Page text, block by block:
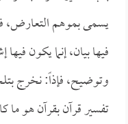
يسمى بموهم التعارض،
فيها بيان، إنما يكون
وتوضيح، فإذاً: نخرج
تفسير قرآن بقرآن هو ما